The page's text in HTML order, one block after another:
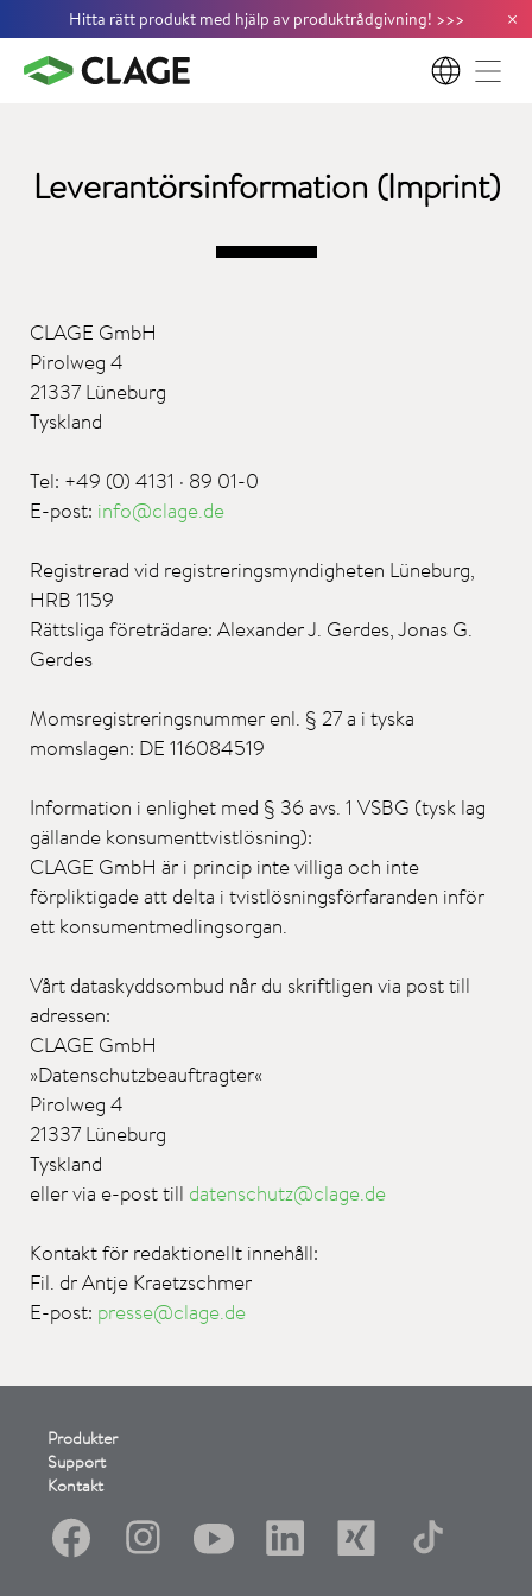
Hitta rätt produkt med hjälp av produktrådgivning! >>> ×
SV
Leverantörsinformation (Imprint)
CLAGE GmbH
Pirolweg 4
21337 Lüneburg
Tyskland
Tel: +49 (0) 4131 · 89 01-0
E-post: info@clage.de
Registrerad vid registreringsmyndigheten Lüneburg,
HRB 1159
Rättsliga företrädare: Alexander J. Gerdes, Jonas G.
Gerdes
Momsregistreringsnummer enl. § 27 a i tyska
momslagen: DE 116084519
Information i enlighet med § 36 avs. 1 VSBG (tysk lag
gällande konsumenttvistlösning):
CLAGE GmbH är i princip inte villiga och inte
förpliktigade att delta i tvistlösningsförfaranden inför
ett konsumentmedlingsorgan.
Vårt dataskyddsombud når du skriftligen via post till
adressen:
CLAGE GmbH
»Datenschutzbeauftragter«
Pirolweg 4
21337 Lüneburg
Tyskland
eller via e-post till datenschutz@clage.de
Kontakt för redaktionellt innehåll:
Fil. dr Antje Kraetzschmer
E-post: presse@clage.de
Produkter
Support
Kontakt